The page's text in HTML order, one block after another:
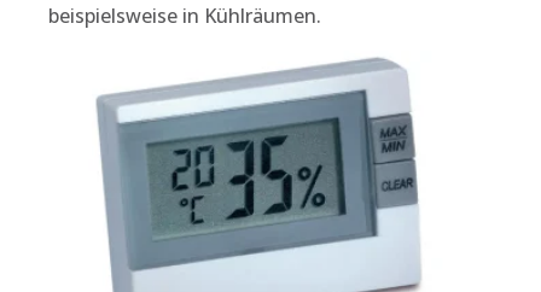
beispielsweise in Kühlräumen.